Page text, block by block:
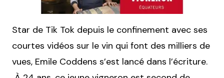
Star de Tik Tok depuis le confinement avec ses
courtes vidéos sur le vin qui font des milliers de
vues, Emile Coddens s’est lancé dans l’écriture.